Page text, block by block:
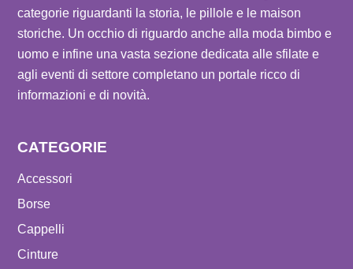
categorie riguardanti la storia, le pillole e le maison
storiche. Un occhio di riguardo anche alla moda bimbo e
uomo e infine una vasta sezione dedicata alle sfilate e
agli eventi di settore completano un portale ricco di
informazioni e di novità.
CATEGORIE
Accessori
Borse
Cappelli
Cinture